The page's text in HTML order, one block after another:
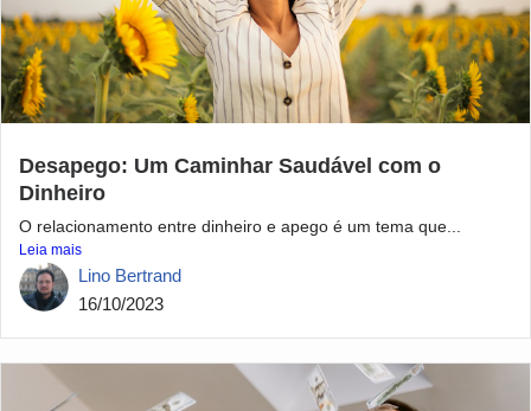
Desapego: Um Caminhar Saudável com o
Dinheiro
O relacionamento entre dinheiro e apego é um tema que...
Leia mais
Lino Bertrand
16/10/2023